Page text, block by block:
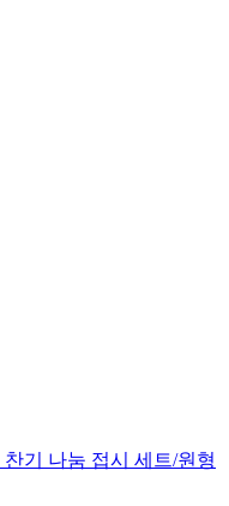
기 나눔 접시 세트/원형